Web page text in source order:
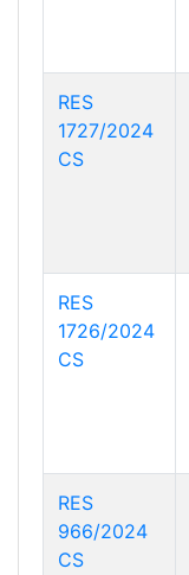
RES
1727/2024
CS
RES
1726/2024
CS
RES
966/2024
CS